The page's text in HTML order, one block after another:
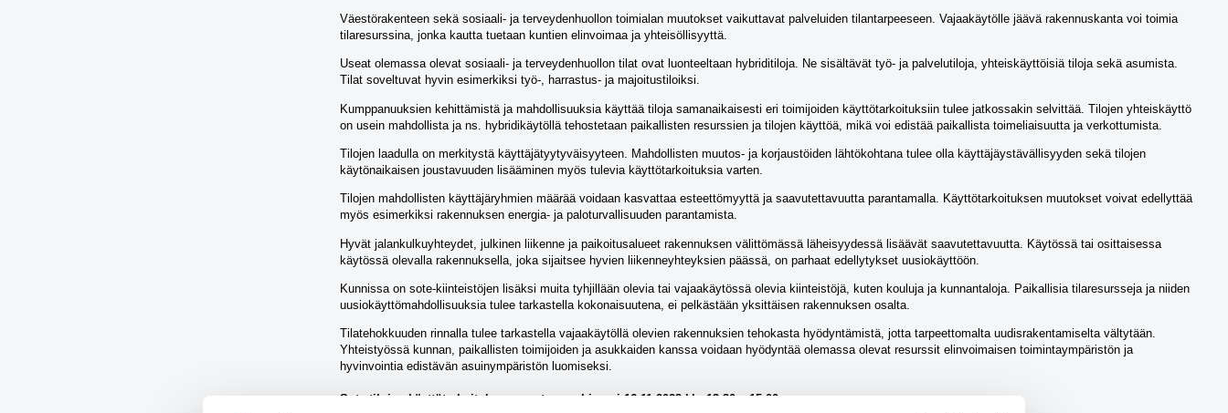
Väestörakenteen sekä sosiaali- ja terveydenhuollon toimialan muutokset vaikuttavat palveluiden tilantarpeeseen. Vajaakäytölle jäävä rakennuskanta voi toimia
tilaresurssina, jonka kautta tuetaan kuntien elinvoimaa ja yhteisöllisyyttä.
Useat olemassa olevat sosiaali- ja terveydenhuollon tilat ovat luonteeltaan hybriditiloja. Ne sisältävät työ- ja palvelutiloja, yhteiskäyttöisiä tiloja sekä asumista.
Tilat soveltuvat hyvin esimerkiksi työ-, harrastus- ja majoitustiloiksi.
Kumppanuuksien kehittämistä ja mahdollisuuksia käyttää tiloja samanaikaisesti eri toimijoiden käyttötarkoituksiin tulee jatkossakin selvittää. Tilojen yhteiskäyttö
on usein mahdollista ja ns. hybridikäytöllä tehostetaan paikallisten resurssien ja tilojen käyttöä, mikä voi edistää paikallista toimeliaisuutta ja verkottumista.
Tilojen laadulla on merkitystä käyttäjätyytyväisyyteen. Mahdollisten muutos- ja korjaustöiden lähtökohtana tulee olla käyttäjäystävällisyyden sekä tilojen
käytönaikaisen joustavuuden lisääminen myös tulevia käyttötarkoituksia varten.
Tilojen mahdollisten käyttäjäryhmien määrää voidaan kasvattaa esteettömyyttä ja saavutettavuutta parantamalla. Käyttötarkoituksen muutokset voivat edellyttää
myös esimerkiksi rakennuksen energia- ja paloturvallisuuden parantamista.
Hyvät jalankulkuyhteydet, julkinen liikenne ja paikoitusalueet rakennuksen välittömässä läheisyydessä lisäävät saavutettavuutta. Käytössä tai osittaisessa
käytössä olevalla rakennuksella, joka sijaitsee hyvien liikenneyhteyksien päässä, on parhaat edellytykset uusiokäyttöön.
Kunnissa on sote-kiinteistöjen lisäksi muita tyhjillään olevia tai vajaakäytössä olevia kiinteistöjä, kuten kouluja ja kunnantaloja. Paikallisia tilaresursseja ja niiden
uusiokäyttömahdollisuuksia tulee tarkastella kokonaisuutena, ei pelkästään yksittäisen rakennuksen osalta.
Tilatehokkuuden rinnalla tulee tarkastella vajaakäytöllä olevien rakennuksien tehokasta hyödyntämistä, jotta tarpeettomalta uudisrakentamiselta vältytään.
Yhteistyössä kunnan, paikallisten toimijoiden ja asukkaiden kanssa voidaan hyödyntää olemassa olevat resurssit elinvoimaisen toimintaympäristön ja
hyvinvointia edistävän asuinympäristön luomiseksi.
Sote-tilojen käyttötarkoituksen muutos -webinaari 16.11.2023 klo 13.30 – 15.00